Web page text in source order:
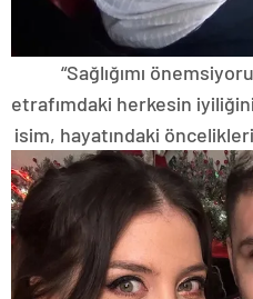
“Sağlığımı
etrafımdaki herkesin
isim, hayatındaki